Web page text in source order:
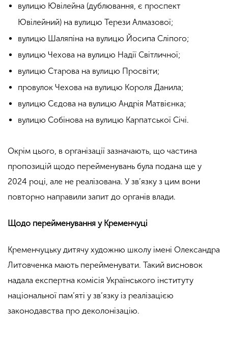
вулицю Ювілейна (дублювання, є проспект
Ювілейний) на вулицю Терези Алмазової;
вулицю Шаляпіна на вулицю Йосипа Сліпого;
вулицю Чехова на вулицю Надії Світличної;
вулицю Старова на вулицю Просвіти;
провулок Чехова на вулицю Короля Данила;
вулицю Сєдова на вулицю Андрія Матвієнка;
вулицю Собінова на вулицю Карпатської Січі.
Окрім цього, в організації зазначають, що частина
пропозицій щодо перейменувань була подана ще у
2024 році, але не реалізована. У зв’язку з цим вони
повторно направили запит до органів влади.
Щодо перейменування у Кременчуці
Кременчуцьку дитячу художню школу імені Олександра
Литовченка мають перейменувати. Такий висновок
надала експертна комісія Українського інституту
національної пам’яті у зв’язку із реалізацією
законодавства про деколонізацію.